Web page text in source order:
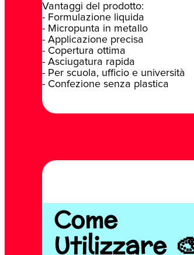
Vantaggi del prodotto:
- Formulazione liquida
- Micropunta in metallo
- Applicazione precisa
- Copertura ottima
- Asciugatura rapida
- Per scuola, ufficio e università
- Confezione senza plastica
Come
Utilizzare